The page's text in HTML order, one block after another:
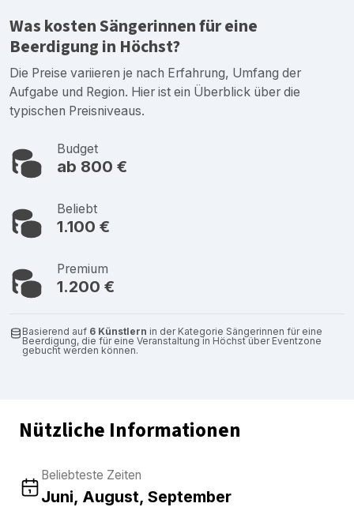
Was kosten Sängerinnen für eine
Beerdigung in Höchst?
Die Preise variieren je nach Erfahrung, Umfang der
Aufgabe und Region. Hier ist ein Überblick über die
typischen Preisniveaus.
Budget
ab 800 €
Beliebt
1.100 €
Premium
1.200 €
Basierend auf 6 Künstlern in der Kategorie Sängerinnen für eine
Beerdigung, die für eine Veranstaltung in Höchst über Eventzone
gebucht werden können.
Nützliche Informationen
Beliebteste Zeiten
Juni, August, September